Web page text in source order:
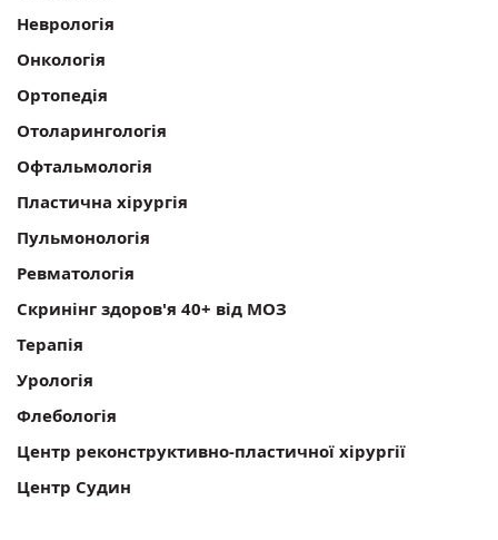
Неврологія
Онкологія
Ортопедія
Отоларингологія
Офтальмологія
Пластична хірургія
Пульмонологія
Ревматологія
Скринінг здоров'я 40+ від МОЗ
Терапія
Урологія
Флебологія
Центр реконструктивно-пластичної хірургії
Центр Судин